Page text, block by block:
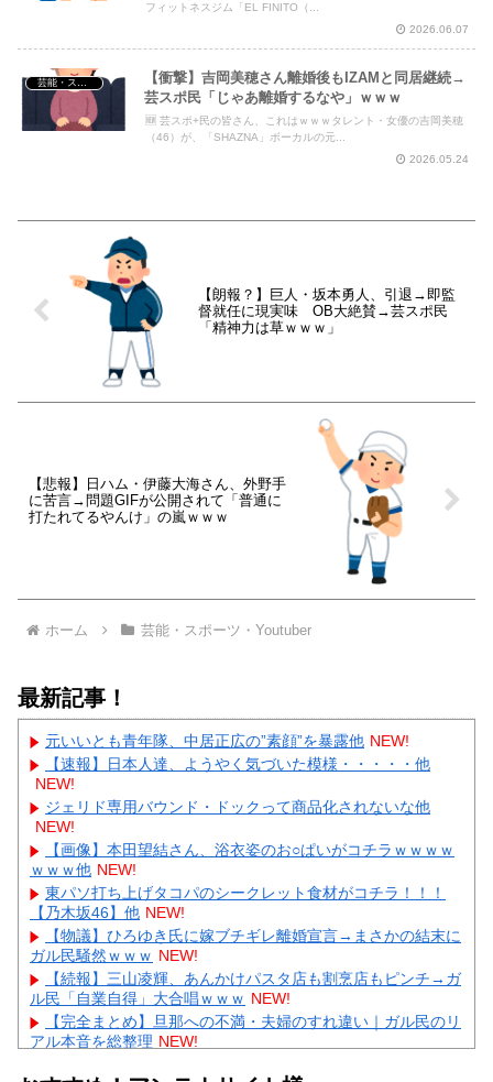
フィットネスジム「EL FINITO（...
2026.06.07
芸能・スポーツ・Youtuber
【衝撃】吉岡美穂さん離婚後もIZAMと同居継続→
芸スポ民「じゃあ離婚するなや」ｗｗｗ
🆕 芸スポ+民の皆さん、これはｗｗｗタレント・女優の吉岡美穂
（46）が、「SHAZNA」ボーカルの元...
2026.05.24
【朗報？】巨人・坂本勇人、引退→即監
督就任に現実味 OB大絶賛→芸スポ民
「精神力は草ｗｗｗ」
【悲報】日ハム・伊藤大海さん、外野手
に苦言→問題GIFが公開されて「普通に
打たれてるやんけ」の嵐ｗｗｗ
ホーム 芸能・スポーツ・Youtuber
最新記事！
元いいとも青年隊、中居正広の”素顔”を暴露他 NEW!
【速報】日本人達、ようやく気づいた模様・・・・・他
NEW!
ジェリド専用バウンド・ドックって商品化されないな他
NEW!
【画像】本田望結さん、浴衣姿のお○ぱいがコチラｗｗｗｗ
ｗｗｗ他 NEW!
東パソ打ち上げタコパのシークレット食材がコチラ！！！
【乃木坂46】他 NEW!
【物議】ひろゆき氏に嫁ブチギレ離婚宣言→まさかの結末に
ガル民騒然ｗｗｗ NEW!
【続報】三山凌輝、あんかけパスタ店も割烹店もピンチ→ガ
ル民「自業自得」大合唱ｗｗｗ NEW!
【完全まとめ】旦那への不満・夫婦のすれ違い｜ガル民のリ
アル本音を総整理 NEW!